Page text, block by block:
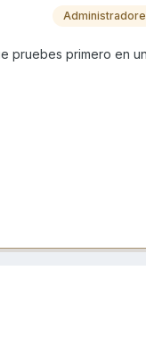
pruebes primero en